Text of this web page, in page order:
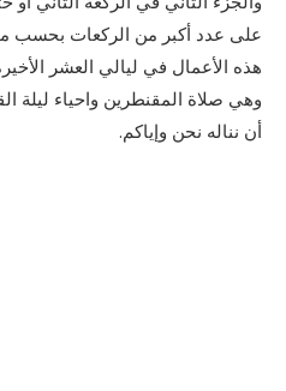
على عدد أكبر من الركعات بحسب
هذه الأعمال في ليالي العشر
وهي صلاة المقنطرين واحياء ليلة
أن نناله نحن وإياكم.